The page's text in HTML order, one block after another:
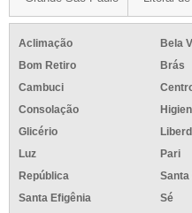
Aclimação
Bela
Bom Retiro
Brás
Cambuci
Consolação
Glicério
Luz
Pari
República
Santa
Santa Efigênia
Sé